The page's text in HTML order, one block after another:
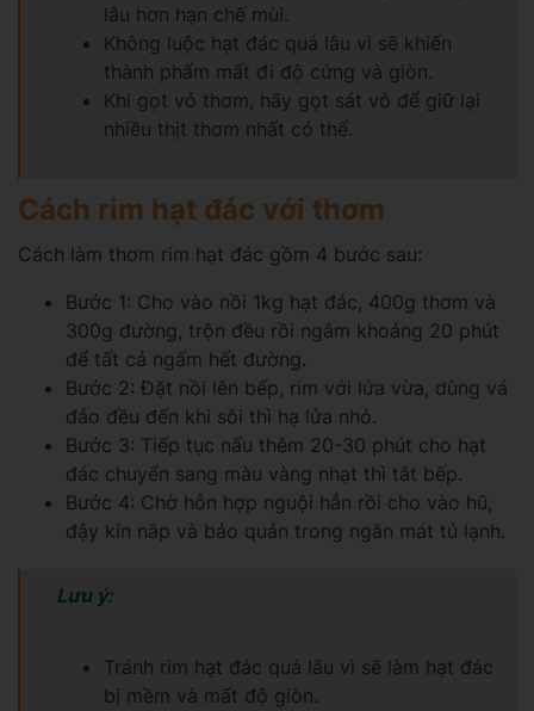
lâu hơn hạn chế mùi.
Không luộc hạt đác quá lâu vì sẽ khiến
thành phẩm mất đi độ cứng và giòn.
Khi gọt vỏ thơm, hãy gọt sát vỏ để giữ lại
nhiều thịt thơm nhất có thể.
Cách rim hạt đác với thơm
Cách làm thơm rim hạt đác gồm 4 bước sau:
Bước 1: Cho vào nồi 1kg hạt đác, 400g thơm và
300g đường, trộn đều rồi ngâm khoảng 20 phút
để tất cả ngấm hết đường.
Bước 2: Đặt nồi lên bếp, rim với lửa vừa, dùng vá
đảo đều đến khi sôi thì hạ lửa nhỏ.
Bước 3: Tiếp tục nấu thêm 20-30 phút cho hạt
đác chuyển sang màu vàng nhạt thì tắt bếp.
Bước 4: Chờ hỗn hợp nguội hẳn rồi cho vào hũ,
đậy kín nắp và bảo quản trong ngăn mát tủ lạnh.
Lưu ý:
Tránh rim hạt đác quá lâu vì sẽ làm hạt đác
bị mềm và mất độ giòn.